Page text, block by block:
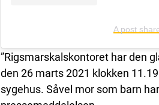
A post
”Rigsmarskalskontoret har den
den 26 marts 2021 klokken
sygehus. Såvel mor som barn